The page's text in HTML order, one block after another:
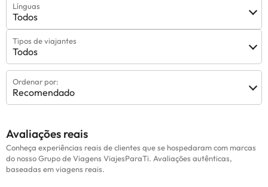
Línguas
Todos
Tipos de viajantes
Todos
Ordenar por:
Recomendado
Avaliações reais
Conheça experiências reais de clientes que se hospedaram com marcas
do nosso Grupo de Viagens ViajesParaTi. Avaliações autênticas,
baseadas em viagens reais.